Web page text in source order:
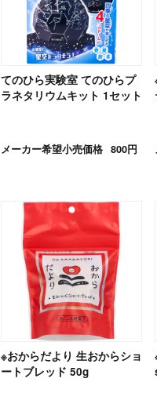
てのひら実験室 てのひらプ
ラネタリウムキット 1セット
メーカー希望小売価格 800円
※おからだより 生おからショ
ートブレッド 50g